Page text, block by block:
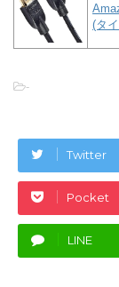
(タ
-
Twitter
Pocket
LINE